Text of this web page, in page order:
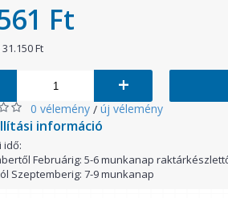
Ft
Ft
+
0 vélemény / új vélemény
információ
idő:
Februárig: 5-6 munkanap
Szeptemberig: 7-9 munkanap